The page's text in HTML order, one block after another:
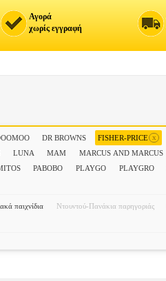
Αγορά
χωρίς εγγραφή
DR BROWNS FISHER-PRICE x
LUNA MAM MARCUS AND MARCUS
PABOBO PLAYGO PLAYGRO
παιχνίδια Ντουντού-Πανάκια παρηγοριάς